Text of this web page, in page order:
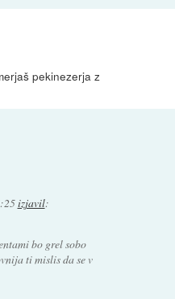
pekinezerja z
izjavil:
bo grel sobo
ti mislis da se v